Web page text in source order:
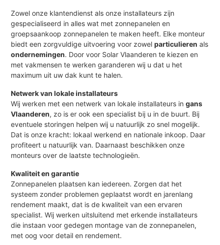
Zowel onze klantendienst als onze installateurs zijn
gespecialiseerd in alles wat met zonnepanelen en
groepsaankoop zonnepanelen te maken heeft. Elke monteur
biedt een zorgvuldige uitvoering voor zowelparticulieren als
ondernemingen. Door voor Solar Vlaanderen te kiezen en
met vakmensen te werken garanderen wij u dat u het
maximum uit uw dak kunt te halen.
Netwerk van lokale installateurs
Wij werken met een netwerk van lokale installateurs ingans
Vlaanderen, zo is er ook een specialist bij u in de buurt. Bij
eventuele storingen helpen wij u natuurlijk zo snel mogelijk.
Dat is onze kracht: lokaal werkend en nationale inkoop. Daar
profiteert u natuurlijk van. Daarnaast beschikken onze
monteurs over de laatste technologieën.
Kwaliteit en garantie
Zonnepanelen plaatsen kan iedereen. Zorgen dat het
systeem zonder problemen geplaatst wordt en jarenlang
rendement maakt, dat is de kwaliteit van een ervaren
specialist. Wij werken uitsluitend met erkende installateurs
die instaan voor gedegen montage van de zonnepanelen,
met oog voor detail en rendement.